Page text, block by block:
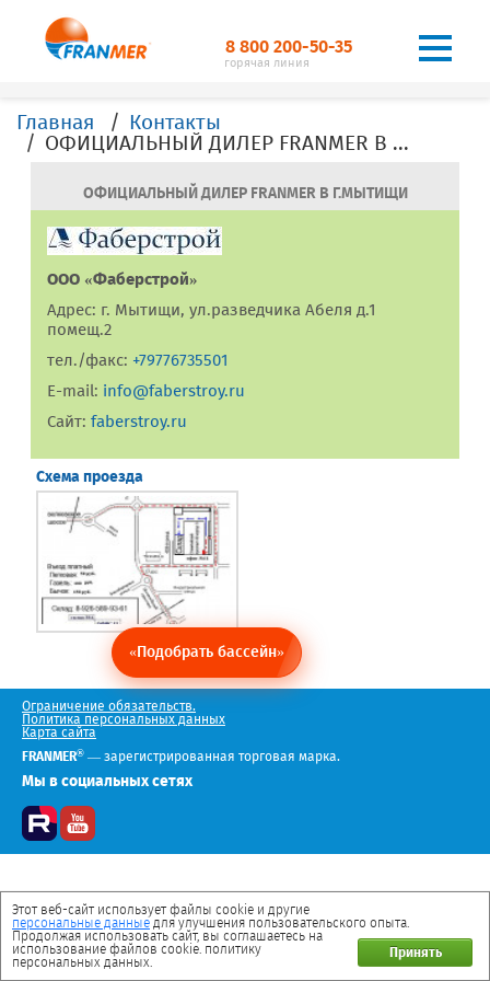
8 800 200-50-35
горячая линия
Главная
Контакты
ОФИЦИАЛЬНЫЙ ДИЛЕР FRANMER В Г. Мытищи
ОФИЦИАЛЬНЫЙ ДИЛЕР FRANMER В Г.МЫТИЩИ
ООО «Фаберстрой»
Адрес: г. Мытищи, ул.разведчика Абеля д.1
помещ.2
тел./факс: +79776735501
E-mail: info@faberstroy.ru
Сайт: faberstroy.ru
Схема проезда
«Подобрать бассейн»
Ограничение обязательств.
Политика персональных данных
Карта сайта
FRANMER® — зарегистрированная торговая марка.
Мы в социальных сетях
Этот веб-сайт использует файлы cookie и другие
персональные данные для улучшения пользовательского опыта.
Принять
Продолжая использовать сайт, вы соглашаетесь на
использование файлов cookie. политику
персональных данных.